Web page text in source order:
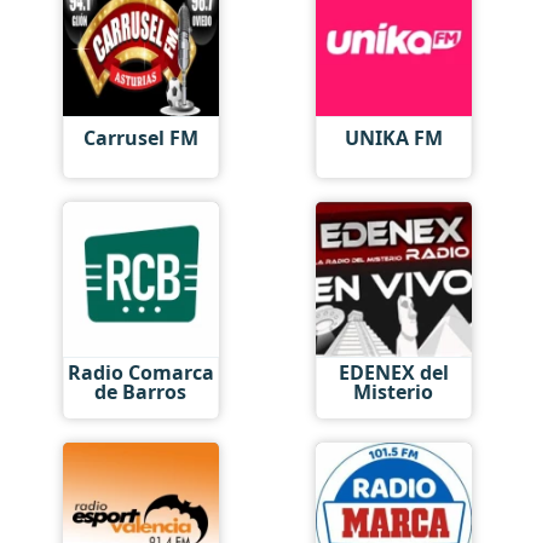
Carrusel FM UNIKA FM
Radio Comarca
de Barros
EDENEX del
Misterio